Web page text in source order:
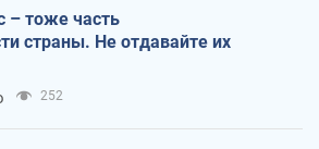
– тоже часть
страны. Не отдавайте их
252